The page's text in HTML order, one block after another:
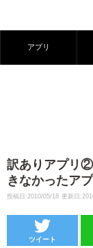
アプリ
訳ありアプリ
きなかったア
投稿日:2010/05/18 更新日
ツイート